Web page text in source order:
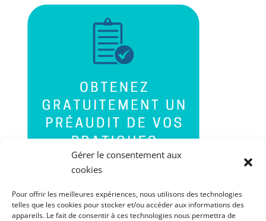
Gérer le consentement aux
cookies
Pour offrir les meilleures expériences, nous utilisons des technologies
telles que les cookies pour stocker et/ou accéder aux informations des
appareils. Le fait de consentir à ces technologies nous permettra de